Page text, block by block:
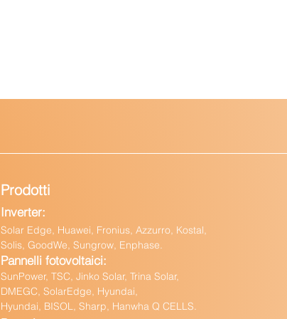
Prodotti
Inverter:
Solar Edge, Huawei, Fronius, Azzurro, Kostal,
Solis, GoodWe, Sungrow, Enphase.
Pannelli fotovoltaici:
SunPower, TSC, Jinko Solar, Trina Solar,
DMEGC, SolarEdge, Hyundai,
Hyundai, BISOL, Sharp, Hanwha Q CELLS.